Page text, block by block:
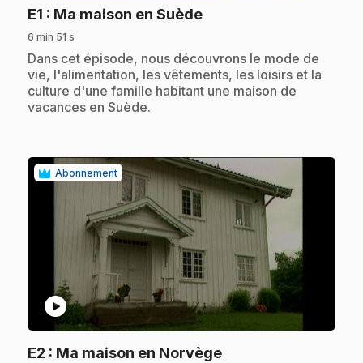
E1 : Ma maison en Suède.
6 min 51 s
.Dans cet épisode, nous découvrons le mode de
vie, l'alimentation, les vêtements, les loisirs et la
culture d'une famille habitant une maison de
vacances en Suède.
Abonnement
play_circle
E2 : Ma maison en Norvège.